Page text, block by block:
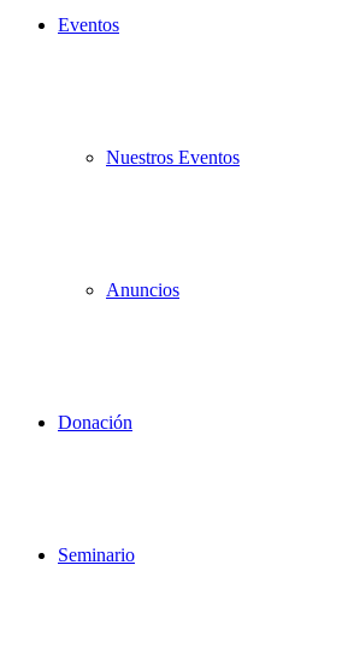
Eventos
Nuestros Eventos
Anuncios
Donación
Seminario